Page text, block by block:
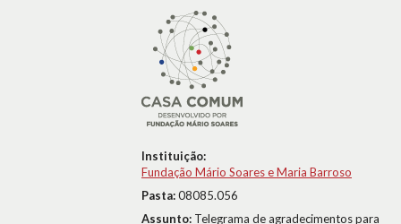
Instituição:
Fundação Mário Soares e Maria Barroso
Pasta:08085.056
Assunto: Telegrama de agradecimentos para